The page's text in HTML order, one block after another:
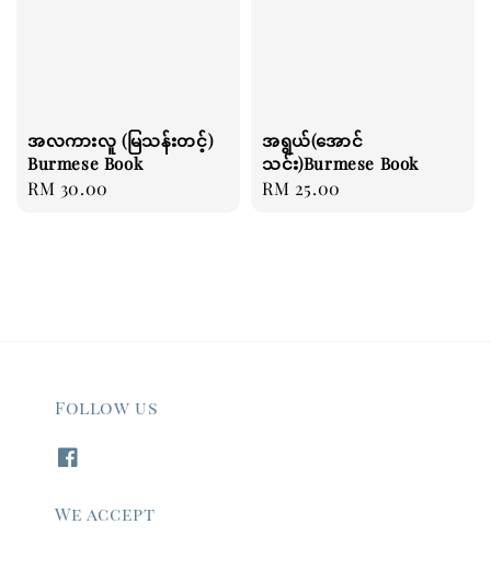
အလကားလူ (မြသန်းတင့်)
Burmese Book
Regular
RM 30.00
အရွယ်(အောင်
သင်း)Burmese Book
Regular
RM 25.00
Follow us
We accept